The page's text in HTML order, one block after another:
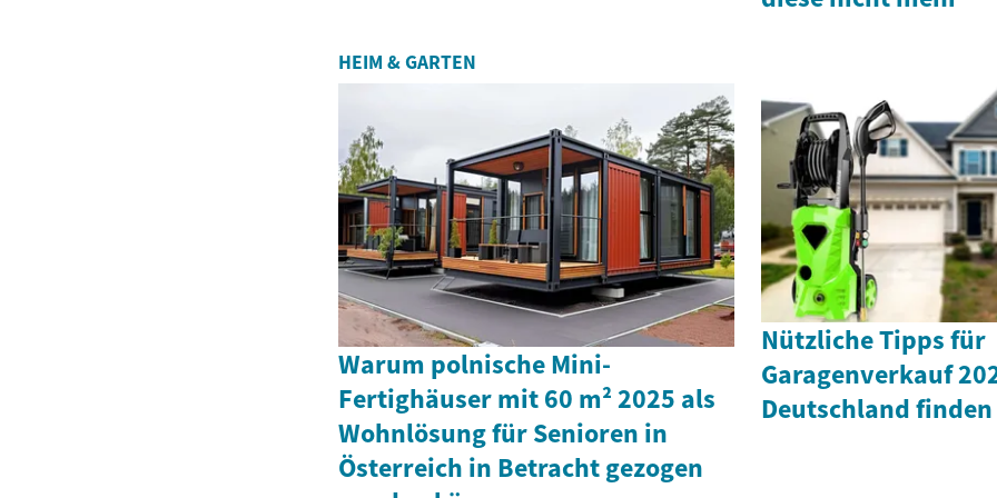
HEIM & GARTEN
Warum polnische Mini-
Fertighäuser mit 60 m² 2025 als
Wohnlösung für Senioren in
Österreich in Betracht gezogen
Nützliche Tipps für
Garagenverkauf
Deutschland finden